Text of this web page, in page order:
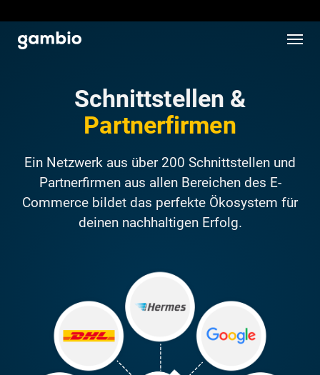
Schnittstellen &
Partnerfirmen
Ein Netzwerk aus über 200 Schnittstellen und
Partnerfirmen aus allen Bereichen des E-
Commerce bildet das perfekte Ökosystem für
deinen nachhaltigen Erfolg.